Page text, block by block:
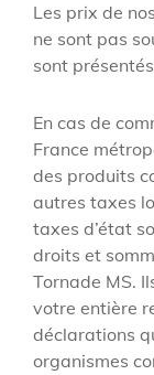
Les prix de
ne sont pas
sont
En cas de
France
des produits
autres taxes
taxes d’état
droits et
Tornade MS.
votre entière
déclarations
organismes